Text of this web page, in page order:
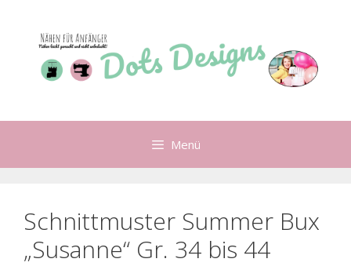
springen
Menü
Schnittmuster Summer Bux
„Susanne“ Gr. 34 bis 44